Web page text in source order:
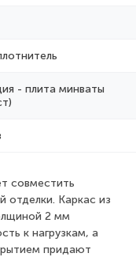
- плита минваты
совместить
Каркас из
2 мм
к нагрузкам, а
придают